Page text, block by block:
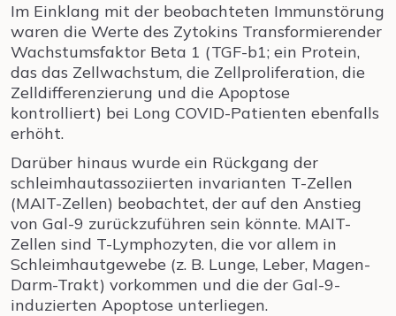
Im Einklang mit der beobachteten Immunstörung
waren die Werte des Zytokins Transformierender
Wachstumsfaktor Beta 1 (TGF-b1; ein Protein,
das das Zellwachstum, die Zellproliferation, die
Zelldifferenzierung und die Apoptose
kontrolliert) bei Long COVID-Patienten ebenfalls
erhöht.
Darüber hinaus wurde ein Rückgang der
schleimhautassoziierten invarianten T-Zellen
(MAIT-Zellen) beobachtet, der auf den Anstieg
von Gal-9 zurückzuführen sein könnte. MAIT-
Zellen sind T-Lymphozyten, die vor allem in
Schleimhautgewebe (z. B. Lunge, Leber, Magen-
Darm-Trakt) vorkommen und die der Gal-9-
induzierten Apoptose unterliegen.